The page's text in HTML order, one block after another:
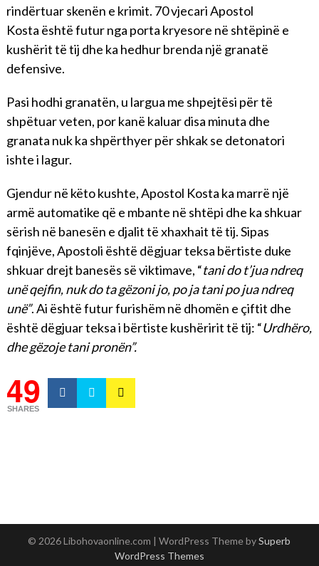
rindërtuar skenën e krimit. 70 vjecari Apostol
Kosta është futur nga porta kryesore në shtëpinë e
kushërit të tij dhe ka hedhur brenda një granatë
defensive.
Pasi hodhi granatën, u largua me shpejtësi për të
shpëtuar veten, por kanë kaluar disa minuta dhe
granata nuk ka shpërthyer për shkak se detonatori
ishte i lagur.
Gjendur në këto kushte, Apostol Kosta ka marrë një
armë automatike që e mbante në shtëpi dhe ka shkuar
sërish në banesën e djalit të xhaxhait të tij. Sipas
fqinjëve, Apostoli është dëgjuar teksa bërtiste duke
shkuar drejt banesës së viktimave, “tani do t’jua ndreq
unë qejfin, nuk do ta gëzoni jo, po ja tani po jua ndreq
unë”. Ai është futur furishëm në dhomën e çiftit dhe
është dëgjuar teksa i bërtiste kushëririt të tij: “Urdhëro,
dhe gëzoje tani pronën”.
49
SHARES
© 2026 Libohovaonline.com | WordPress Theme bySuperb
WordPress Themes